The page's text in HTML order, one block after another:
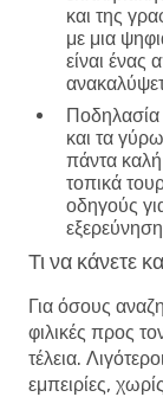
και της
με μια
είναι ένας
Ποδηλασία
και τα
πάντα
τοπικά
οδηγούς
Τι να κάνετε
Για όσους
φιλικές προς
τέλεια.
εμπειρίες,